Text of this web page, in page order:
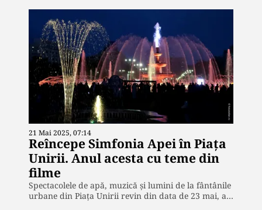
21 Mai 2025, 07:14
Reîncepe Simfonia Apei în Piața
Unirii. Anul acesta cu teme din
filme
Spectacolele de apă, muzică și lumini de la fântânile
urbane din Piața Unirii revin din data de 23 mai, a…